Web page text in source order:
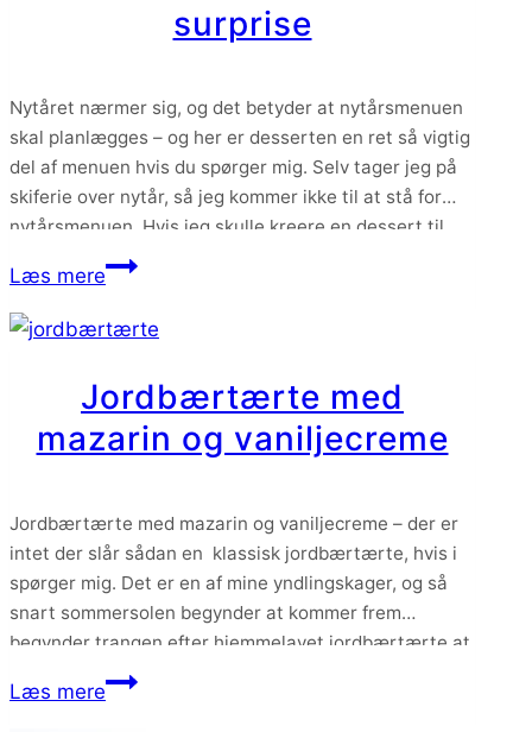
surprise
Nytåret nærmer sig, og det betyder at nytårsmenuen
skal planlægges – og her er desserten en ret så vigtig
del af menuen hvis du spørger mig. Selv tager jeg på
skiferie over nytår, så jeg kommer ikke til at stå for
nytårsmenuen. Hvis jeg skulle kreere en dessert til
nytår, så er jeg ikke i tvivl om…
Læs mereNytårsdessert:
Marcel
hindbær
surprise
Jordbærtærte med
mazarin og vaniljecreme
Jordbærtærte med mazarin og vaniljecreme – der er
intet der slår sådan en klassisk jordbærtærte, hvis i
spørger mig. Det er en af mine yndlingskager, og så
snart sommersolen begynder at kommer frem
begynder trangen efter hjemmelavet jordbærtærte at
melde sig. Og den skal altså helst laves med søde
danske jordbær, så jeg giver den…
Læs mereJordbærtærte